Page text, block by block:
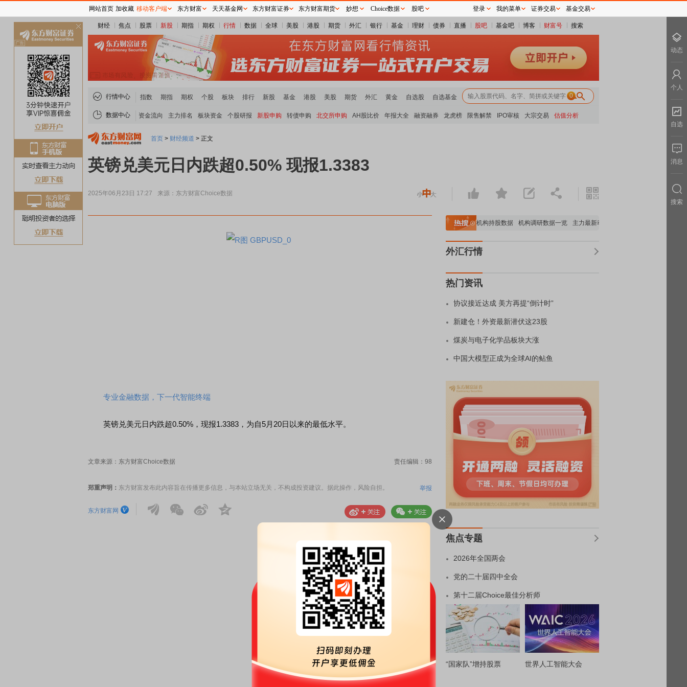
财经 焦点 股票 新股 期指 期权 行情 数据 全球 美股 港股 期货 外汇 银行 基金 理财 债券 直播 股吧 基金吧 博客 财富号 搜索
行情中心 指数 期指 期权 个股 板块 排行 新股 基金 港股 美股 期货 外汇 黄金 自选股 自选基金 0
数据中心 资金流向 主力排名 板块资金 个股研报 新股申购 转债申购 北交所申购 AH股比价 年报大全 融资融券 龙虎榜 限售解禁 IPO审核 大宗交易 估值分析
首页 > 财经频道 > 正文
英镑兑美元日内跌超0.50% 现报1.3383
2025年06月23日 17:27 来源：东方财富Choice数据
专业金融数据，下一代智能终端
英镑兑美元日内跌超0.50%，现报1.3383，为自5月20日以来的最低水平。
文章来源：东方财富Choice数据 责任编辑：98
郑重声明： 东方财富发布此内容旨在传播更多信息，与本站立场无关，不构成投资建议。据此操作，风险自担。 举报
东方财富网
A股估值分析全览 重要机构持股数据 机构调研数据一览 主力最新动向
外汇行情
热门资讯
协议接近达成 美方再提“倒计时”
新建仓！外资最新潜伏这23股
煤炭与电子化学品板块大涨
中国大模型正成为全球AI的鲇鱼
焦点专题
2026年全国两会
党的二十届四中全会
第十二届Choice最佳分析师
“国家队”增持股票 世界人工智能大会
网站首页 加收藏 移动客户端 东方财富 天天基金网 东方财富证券 东方财富期货 妙想 Choice数据 股吧 登录 我的菜单 证券交易 基金交易
动态
个人
自选
消息
搜索
关